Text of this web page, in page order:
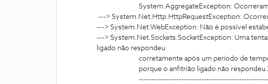
System.AggregateException: Ocorreram
---> System.Net.Http.HttpRequestException:
---> System.Net.WebException: Não é possível
---> System.Net.Sockets.SocketException: Uma
ligado não respondeu
corretamente após um período de tempo, ou
porque o anfitrião ligado não respondeu